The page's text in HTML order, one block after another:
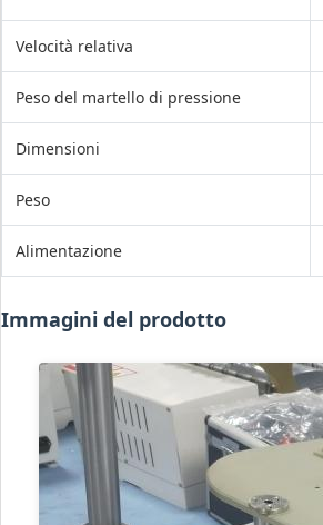
Velocità relativa
Peso del martello di pressione
Dimensioni
Peso
Alimentazione
Immagini del prodotto